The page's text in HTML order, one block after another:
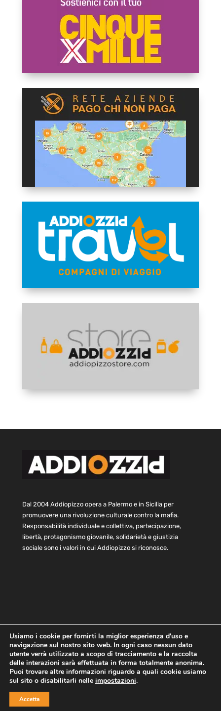
Dal 2004 Addiopizzo opera a Palermo e in Sicilia per
promuovere una rivoluzione culturale contro la mafia.
Responsabilità individuale e collettiva, partecipazione,
libertà, protagonismo giovanile, solidarietà e giustizia
sociale sono i valori in cui Addiopizzo si riconosce.
Home Statuto e bilancio
Contatti
Privacy
Cookie Child Protection Policy
Copyright © 2021 AddioPizzo | Tutti i diritti riservati | Sede
Usiamo i cookie per fornirti la miglior esperienza d'uso e
navigazione sul nostro sito web. In ogni caso nessun dato
utente verrà utilizzato a scopo di tracciamento e la raccolta
delle interazioni sarà effettuata in forma totalmente anonima.
Puoi trovare altre informazioni riguardo a quali cookie usiamo
sul sito o disabilitarli nelle impostazioni.
Accetta